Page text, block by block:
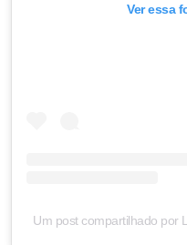
Ver essa
Um post compartilhado por